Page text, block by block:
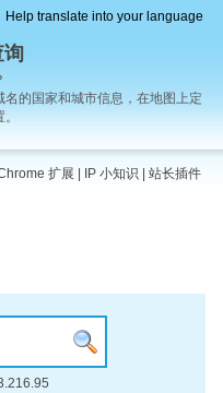
Help translate into your language
名的国家和城市信息，在地图上定
扩展 IP 小知识 站长插件